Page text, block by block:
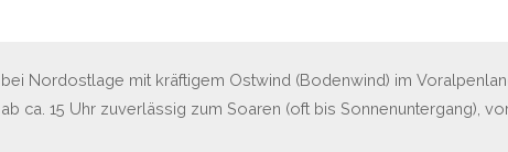
bei Nordostlage mit kräftigem Ostwind (Bodenwind) im
ab ca. 15 Uhr zuverlässig zum Soaren (oft bis Sonnenuntergang),